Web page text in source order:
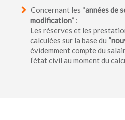
Concernant les “années de
modification” :
Les réserves et les
calculées sur la base du
évidemment compte du
l’état civil au moment du